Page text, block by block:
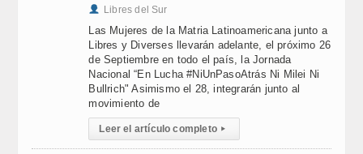
Libres del Sur
Las Mujeres de la Matria Latinoamericana junto a
Libres y Diverses llevarán adelante, el próximo 26
de Septiembre en todo el país, la Jornada
Nacional “En Lucha #NiUnPasoAtrás Ni Milei Ni
Bullrich" Asimismo el 28, integrarán junto al
movimiento de
Leer el artículo completo ▸